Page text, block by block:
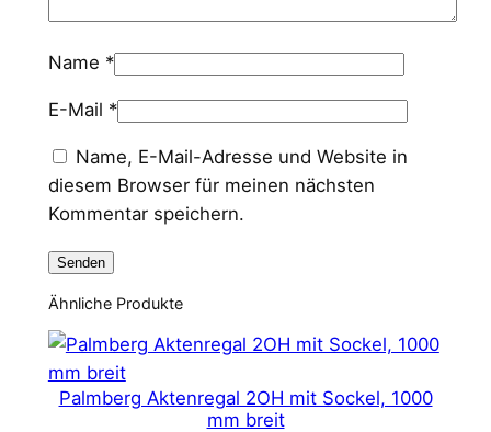
Name *
E-Mail *
Name, E-Mail-Adresse und Website in
diesem Browser für meinen nächsten
Kommentar speichern.
Ähnliche Produkte
Palmberg Aktenregal 2OH mit Sockel, 1000
mm breit